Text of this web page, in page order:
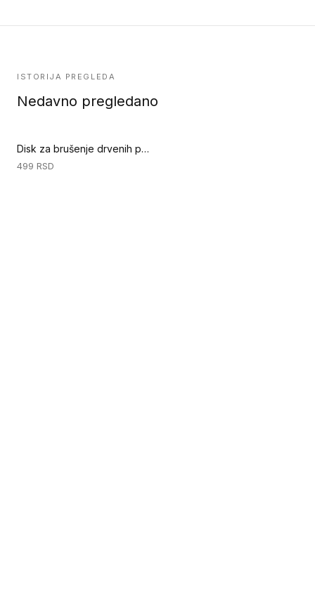
ISTORIJA PREGLEDA
Nedavno pregledano
Disk za brušenje drvenih podova - GRIT 80 (Priprema podloge)
499 RSD